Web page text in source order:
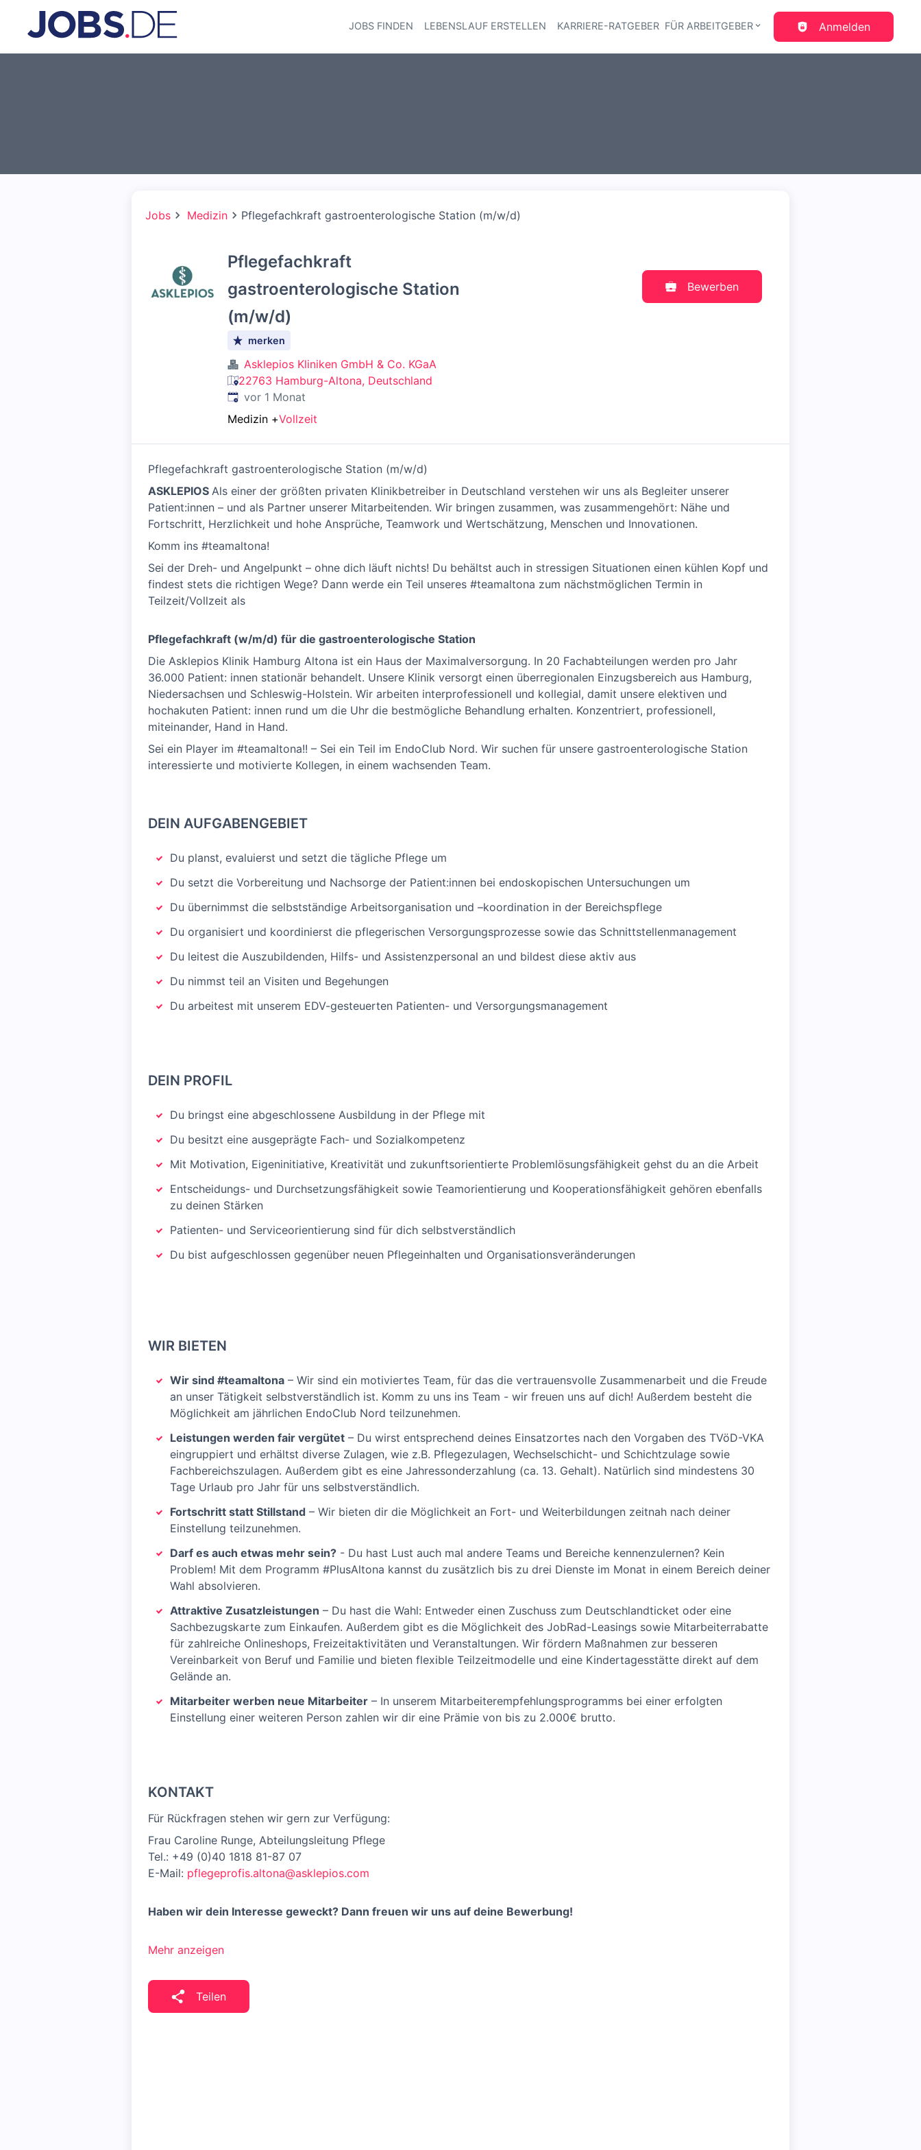
Haupt-Navigation
JOBS FINDEN LEBENSLAUF ERSTELLEN KARRIERE-RATGEBER FÜR ARBEITGEBER Anmelden
Jobs Medizin Pflegefachkraft gastroenterologische Station (m/w/d)
Pflegefachkraft
gastroenterologische Station
(m/w/d)
merken
Asklepios Kliniken GmbH & Co. KGaA
22763 Hamburg-Altona, Deutschland
Veröffentlicht:
vor 1 Monat
Medizin +Vollzeit
Bewerben
Pflegefachkraft gastroenterologische Station (m/w/d)
ASKLEPIOS Als einer der größten privaten Klinikbetreiber in Deutschland verstehen wir uns als Begleiter unserer
Patient:innen – und als Partner unserer Mitarbeitenden. Wir bringen zusammen, was zusammengehört: Nähe und
Fortschritt, Herzlichkeit und hohe Ansprüche, Teamwork und Wertschätzung, Menschen und Innovationen.
Komm ins #teamaltona!
Sei der Dreh- und Angelpunkt – ohne dich läuft nichts! Du behältst auch in stressigen Situationen einen kühlen Kopf und
findest stets die richtigen Wege? Dann werde ein Teil unseres #teamaltona zum nächstmöglichen Termin in
Teilzeit/Vollzeit als
Pflegefachkraft (w/m/d) für die gastroenterologische Station
Die Asklepios Klinik Hamburg Altona ist ein Haus der Maximalversorgung. In 20 Fachabteilungen werden pro Jahr
36.000 Patient: innen stationär behandelt. Unsere Klinik versorgt einen überregionalen Einzugsbereich aus Hamburg,
Niedersachsen und Schleswig-Holstein. Wir arbeiten interprofessionell und kollegial, damit unsere elektiven und
hochakuten Patient: innen rund um die Uhr die bestmögliche Behandlung erhalten. Konzentriert, professionell,
miteinander, Hand in Hand.
Sei ein Player im #teamaltona!! – Sei ein Teil im EndoClub Nord. Wir suchen für unsere gastroenterologische Station
interessierte und motivierte Kollegen, in einem wachsenden Team.
DEIN AUFGABENGEBIET
Du planst, evaluierst und setzt die tägliche Pflege um
Du setzt die Vorbereitung und Nachsorge der Patient:innen bei endoskopischen Untersuchungen um
Du übernimmst die selbstständige Arbeitsorganisation und –koordination in der Bereichspflege
Du organisiert und koordinierst die pflegerischen Versorgungsprozesse sowie das Schnittstellenmanagement
Du leitest die Auszubildenden, Hilfs- und Assistenzpersonal an und bildest diese aktiv aus
Du nimmst teil an Visiten und Begehungen
Du arbeitest mit unserem EDV-gesteuerten Patienten- und Versorgungsmanagement
DEIN PROFIL
Du bringst eine abgeschlossene Ausbildung in der Pflege mit
Du besitzt eine ausgeprägte Fach- und Sozialkompetenz
Mit Motivation, Eigeninitiative, Kreativität und zukunftsorientierte Problemlösungsfähigkeit gehst du an die Arbeit
Entscheidungs- und Durchsetzungsfähigkeit sowie Teamorientierung und Kooperationsfähigkeit gehören ebenfalls
zu deinen Stärken
Patienten- und Serviceorientierung sind für dich selbstverständlich
Du bist aufgeschlossen gegenüber neuen Pflegeinhalten und Organisationsveränderungen
WIR BIETEN
Wir sind #teamaltona – Wir sind ein motiviertes Team, für das die vertrauensvolle Zusammenarbeit und die Freude
an unser Tätigkeit selbstverständlich ist. Komm zu uns ins Team - wir freuen uns auf dich! Außerdem besteht die
Möglichkeit am jährlichen EndoClub Nord teilzunehmen.
Leistungen werden fair vergütet – Du wirst entsprechend deines Einsatzortes nach den Vorgaben des TVöD-VKA
eingruppiert und erhältst diverse Zulagen, wie z.B. Pflegezulagen, Wechselschicht- und Schichtzulage sowie
Fachbereichszulagen. Außerdem gibt es eine Jahressonderzahlung (ca. 13. Gehalt). Natürlich sind mindestens 30
Tage Urlaub pro Jahr für uns selbstverständlich.
Fortschritt statt Stillstand – Wir bieten dir die Möglichkeit an Fort- und Weiterbildungen zeitnah nach deiner
Einstellung teilzunehmen.
Darf es auch etwas mehr sein? - Du hast Lust auch mal andere Teams und Bereiche kennenzulernen? Kein
Problem! Mit dem Programm #PlusAltona kannst du zusätzlich bis zu drei Dienste im Monat in einem Bereich deiner
Wahl absolvieren.
Attraktive Zusatzleistungen – Du hast die Wahl: Entweder einen Zuschuss zum Deutschlandticket oder eine
Sachbezugskarte zum Einkaufen. Außerdem gibt es die Möglichkeit des JobRad-Leasings sowie Mitarbeiterrabatte
für zahlreiche Onlineshops, Freizeitaktivitäten und Veranstaltungen. Wir fördern Maßnahmen zur besseren
Vereinbarkeit von Beruf und Familie und bieten flexible Teilzeitmodelle und eine Kindertagesstätte direkt auf dem
Gelände an.
Mitarbeiter werben neue Mitarbeiter – In unserem Mitarbeiterempfehlungsprogramms bei einer erfolgten
Einstellung einer weiteren Person zahlen wir dir eine Prämie von bis zu 2.000€ brutto.
KONTAKT
Für Rückfragen stehen wir gern zur Verfügung:
Frau Caroline Runge, Abteilungsleitung Pflege
Tel.: +49 (0)40 1818 81-87 07
E-Mail: pflegeprofis.altona@asklepios.com
Haben wir dein Interesse geweckt? Dann freuen wir uns auf deine Bewerbung!
Mehr anzeigen
Teilen